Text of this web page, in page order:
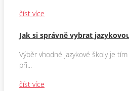
číst více
Jak si správně vybrat
Výběr vhodné jazykové školy je
při...
číst více